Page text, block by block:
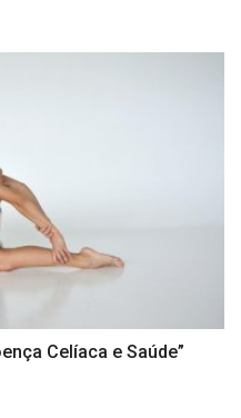
Celíaca e Saúde”